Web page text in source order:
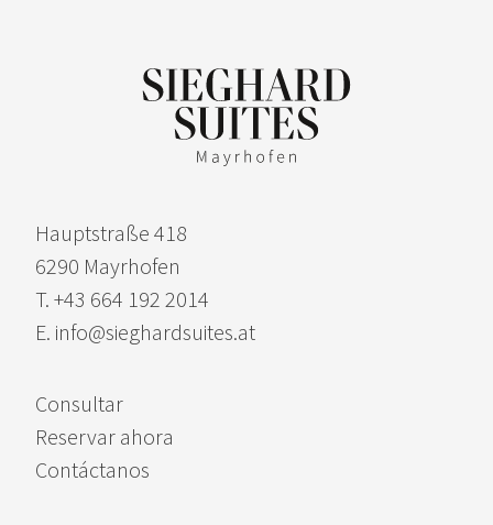
Hauptstraße 418
6290 Mayrhofen
T. +43 664 192 2014
E. info@sieghardsuites.at
Consultar
Reservar ahora
Contáctanos